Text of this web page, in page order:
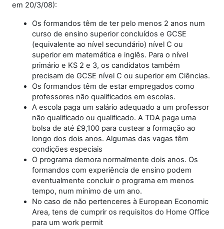
em 20/3/08):
Os formandos têm de ter pelo menos 2 anos num
curso de ensino superior concluídos e GCSE
(equivalente ao nível secundário) nível C ou
superior em matemática e inglês. Para o nível
primário e KS 2 e 3, os candidatos também
precisam de GCSE nível C ou superior em Ciências.
Os formandos têm de estar empregados como
professores não qualificados em escolas.
A escola paga um salário adequado a um professor
não qualificado ou qualificado. A TDA paga uma
bolsa de até £9,100 para custear a formação ao
longo dos dois anos. Algumas das vagas têm
condições especiais
O programa demora normalmente dois anos. Os
formandos com experiência de ensino podem
eventualmente concluir o programa em menos
tempo, num mínimo de um ano.
No caso de não pertenceres à European Economic
Area, tens de cumprir os requisitos do Home Office
para um work permit